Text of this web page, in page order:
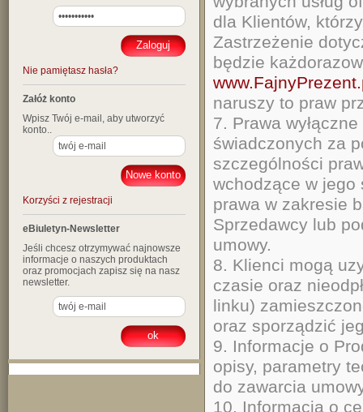
Nie pamiętasz hasła?
Załóż konto
Wpisz Twój e-mail, aby utworzyć
konto..
Korzyści z rejestracji
eBiuletyn-Newsletter
Jeśli chcesz otrzymywać najnowsze
informacje o naszych produktach
oraz promocjach zapisz się na nasz
newsletter.
dla Klientów,
Zastrzeżenie
będzie
naruszy to praw
7. Prawa
świadczonych za
szczególności
wchodzące w jego
prawa w zakresie
Sprzedawcy lub
umowy.
8. Klienci mogą
czasie oraz
linku)
oraz sporządzić
9. Informacje o
opisy, parametry
do zawarcia
10. Informacja o